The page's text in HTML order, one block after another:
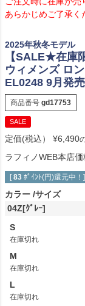
あらかじめご了承く
2025年秋冬モデル
【SALE★在庫
ウィメンズ ロ
EL0248 9月発
商品番号 gd17753
SALE
定価(税込） ¥6,490
ラフィノWEB本店価
[ 83 ﾎﾟｲﾝﾄ(円)還元中！]
カラー サイズ
04Z[ｸﾞﾚｰ]
S
在庫切れ
M
在庫切れ
L
在庫切れ